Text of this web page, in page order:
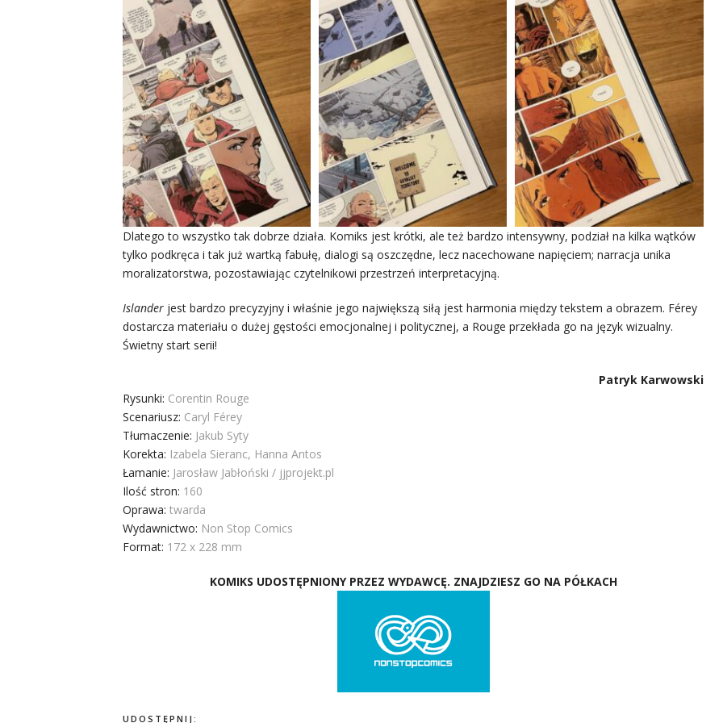
Dlatego to wszystko tak dobrze działa. Komiks jest krótki, ale też bardzo intensywny, podział na kilka wątków
tylko podkręca i tak już wartką fabułę, dialogi są oszczędne, lecz nacechowane napięciem; narracja unika
moralizatorstwa, pozostawiając czytelnikowi przestrzeń interpretacyjną.
Islander jest bardzo precyzyjny i właśnie jego największą siłą jest harmonia między tekstem a obrazem. Férey
dostarcza materiału o dużej gęstości emocjonalnej i politycznej, a Rouge przekłada go na język wizualny.
Świetny start serii!
Patryk Karwowski
Rysunki: Corentin Rouge
Scenariusz: Caryl Férey
Tłumaczenie: Jakub Syty
Korekta: Izabela Sieranc, Hanna Antos
Łamanie: Jarosław Jabłoński / jjprojekt.pl
Ilość stron: 160
Oprawa: twarda
Wydawnictwo: Non Stop Comics
Format: 172 x 228 mm
KOMIKS UDOSTĘPNIONY PRZEZ WYDAWCĘ. ZNAJDZIESZ GO NA PÓŁKACH
UDOSTĘPNIJ: